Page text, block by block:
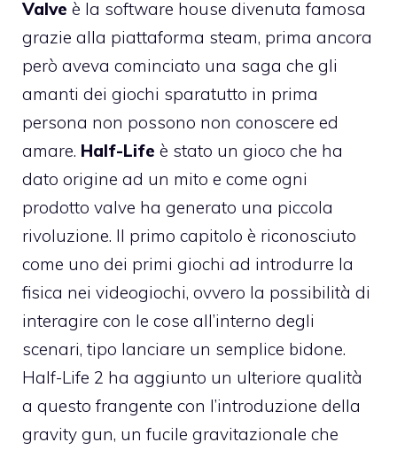
Valve è la software house divenuta famosa
grazie alla piattaforma steam, prima ancora
però aveva cominciato una saga che gli
amanti dei giochi sparatutto in prima
persona non possono non conoscere ed
amare. Half-Life è stato un gioco che ha
dato origine ad un mito e come ogni
prodotto valve ha generato una piccola
rivoluzione. Il primo capitolo è riconosciuto
come uno dei primi giochi ad introdurre la
fisica nei videogiochi, ovvero la possibilità di
interagire con le cose all’interno degli
scenari, tipo lanciare un semplice bidone.
Half-Life 2 ha aggiunto un ulteriore qualità
a questo frangente con l’introduzione della
gravity gun, un fucile gravitazionale che